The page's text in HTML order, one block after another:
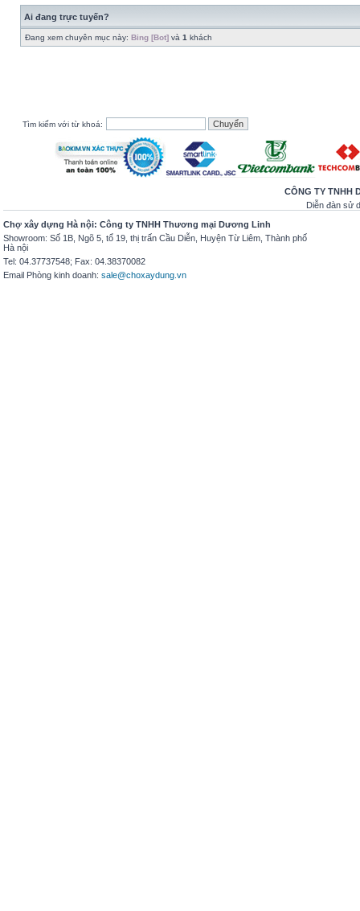
Ai đang trực tuyến?
Đang xem chuyên mục này: Bing [Bot] và 1 khách
Tìm kiếm với từ khoá:
CÔNG TY TNHH
Diễn đàn sử
Chợ xây dựng Hà nội: Công ty TNHH Thương mại Dương Linh
Showroom: Số 1B, Ngõ 5, tổ 19, thị trấn Cầu Diễn, Huyện Từ Liêm, Thành phố
Hà nội
Tel: 04.37737548; Fax: 04.38370082
Email Phòng kinh doanh: sale@choxaydung.vn